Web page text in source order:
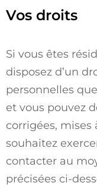
Vos droits
Si vous êtes
disposez d’un
personnelles
et vous pouvez
corrigées, mises
souhaitez
contacter au
précisées ci-